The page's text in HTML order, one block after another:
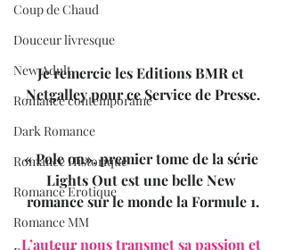
Coup de Chaud
Douceur livresque
New Adult
Romance contemporaine
Dark Romance
Romance Historique
Romance Erotique
Romance MM
Je remercie les Editions BMR et
Netgalley pour ce Service de Presse.
« Pole on», premier tome de la série
Lights Out est une belle New
romance sur le monde la Formule 1.
L’auteur nous transmet sa passion et